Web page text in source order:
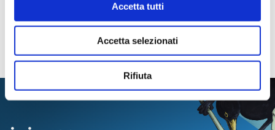
Accetta tutti
Accetta selezionati
Rifiuta